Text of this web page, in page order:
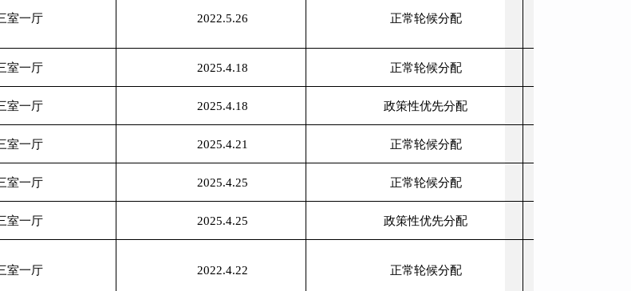
室一厅 2022.5.26 正常轮候分配
室一厅 2025.4.18 正常轮候分配
室一厅 2025.4.18 政策性优先分配
室一厅 2025.4.21 正常轮候分配
室一厅 2025.4.25 正常轮候分配
室一厅 2025.4.25 政策性优先分配
室一厅 2022.4.22 正常轮候分配